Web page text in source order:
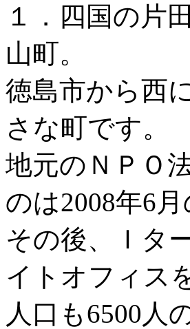
１．四国の片
山町。
徳島市から西
さな町です。
地元のＮＰＯ
のは2008年6月
その後、Ｉタ
イトオフィス
人口も6500人